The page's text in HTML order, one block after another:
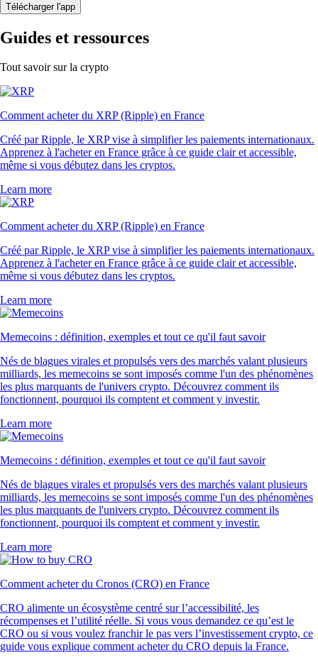
Télécharger l'app
Guides et ressources
Tout savoir sur la crypto
Comment acheter du XRP (Ripple) en France
Créé par Ripple, le XRP vise à simplifier les paiements internationaux.
Apprenez à l'acheter en France grâce à ce guide clair et accessible,
même si vous débutez dans les cryptos.
Learn more
Comment acheter du XRP (Ripple) en France
Créé par Ripple, le XRP vise à simplifier les paiements internationaux.
Apprenez à l'acheter en France grâce à ce guide clair et accessible,
même si vous débutez dans les cryptos.
Learn more
Memecoins : définition, exemples et tout ce qu'il faut savoir
Nés de blagues virales et propulsés vers des marchés valant plusieurs
milliards, les memecoins se sont imposés comme l'un des phénomènes
les plus marquants de l'univers crypto. Découvrez comment ils
fonctionnent, pourquoi ils comptent et comment y investir.
Learn more
Memecoins : définition, exemples et tout ce qu'il faut savoir
Nés de blagues virales et propulsés vers des marchés valant plusieurs
milliards, les memecoins se sont imposés comme l'un des phénomènes
les plus marquants de l'univers crypto. Découvrez comment ils
fonctionnent, pourquoi ils comptent et comment y investir.
Learn more
Comment acheter du Cronos (CRO) en France
CRO alimente un écosystème centré sur l’accessibilité, les
récompenses et l’utilité réelle. Si vous vous demandez ce qu’est le
CRO ou si vous voulez franchir le pas vers l’investissement crypto, ce
guide vous explique comment acheter du CRO depuis la France.